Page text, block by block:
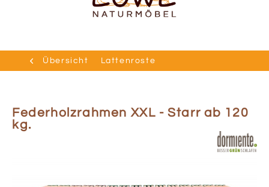
Übersicht Lattenroste
Federholzrahmen XXL - Starr ab 120
kg.